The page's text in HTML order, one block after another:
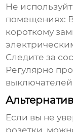
Не
помещениях:
короткому
Следите за
Регулярно
Если вы не